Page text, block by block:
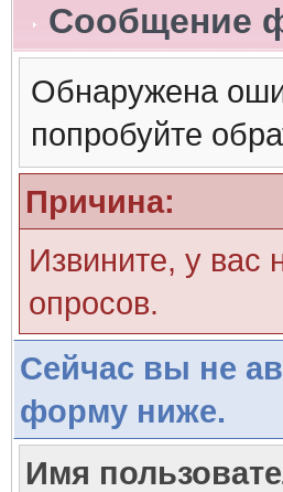
Сообщение
Обнаружена
попробуйте
Причина:
Извините, у вас
опросов.
Сейчас вы не
форму ниже.
Имя